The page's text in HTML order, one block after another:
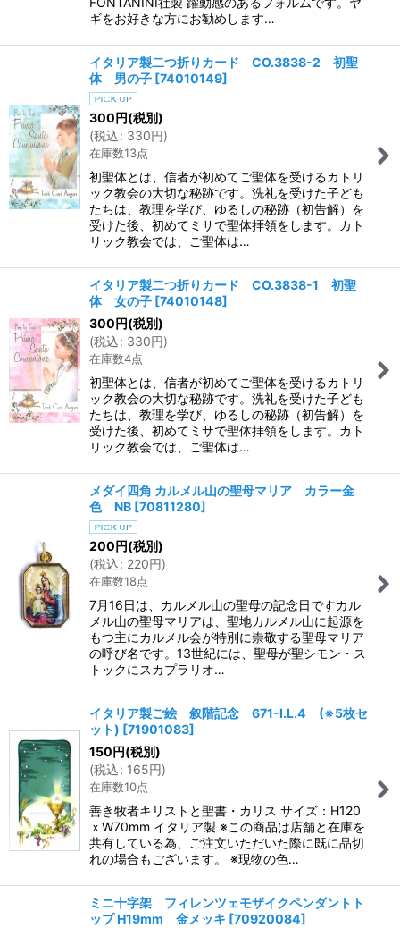
ギをお好きな方にお勧めします…
イタリア製二つ折りカード CO.3838-2 初聖
体 男の子 [74010149]
300円(税別)
(税込: 330円)
在庫数13点
初聖体とは、信者が初めてご聖体を受けるカトリ
ック教会の大切な秘跡です。洗礼を受けた子ども
たちは、教理を学び、ゆるしの秘跡（初告解）を
受けた後、初めてミサで聖体拝領をします。カト
リック教会では、ご聖体は…
イタリア製二つ折りカード CO.3838-1 初聖
体 女の子 [74010148]
300円(税別)
(税込: 330円)
在庫数4点
初聖体とは、信者が初めてご聖体を受けるカトリ
ック教会の大切な秘跡です。洗礼を受けた子ども
たちは、教理を学び、ゆるしの秘跡（初告解）を
受けた後、初めてミサで聖体拝領をします。カト
リック教会では、ご聖体は…
メダイ四角 カルメル山の聖母マリア カラー金
色 NB [70811280]
200円(税別)
(税込: 220円)
在庫数18点
7月16日は、カルメル山の聖母の記念日ですカル
メル山の聖母マリアは、聖地カルメル山に起源を
もつ主にカルメル会が特別に崇敬する聖母マリア
の呼び名です。13世紀には、聖母が聖シモン・ス
トックにスカプラリオ…
イタリア製ご絵 叙階記念 671-I.L.4 (※5枚セ
ット) [71901083]
150円(税別)
(税込: 165円)
在庫数10点
善き牧者キリストと聖書・カリス サイズ：H120
ｘW70mm イタリア製 ※この商品は店舗と在庫を
共有している為、ご注文いただいた際に既に品切
れの場合もございます。 ※現物の色…
ミニ十字架 フィレンツェモザイクペンダントト
ップ H19mm 金メッキ [70920084]